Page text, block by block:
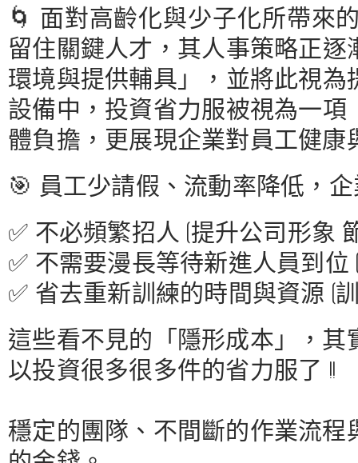
🌀 面對高齡化與少子化所帶來
留住關鍵人才，其人事策略正
環境與提供輔具」，並將此視
設備中，投資省力服被視為一
體負擔，更展現企業對員工健康
🎯 員工少請假、流動率降低，
✅ 不必頻繁招人 (提升公司形象
✅ 不需要漫長等待新進人員到
✅ 省去重新訓練的時間與資源 (
這些看不見的「隱形成本」，
以投資很多很多件的省力服了 !!
穩定的團隊、不間斷的作業流